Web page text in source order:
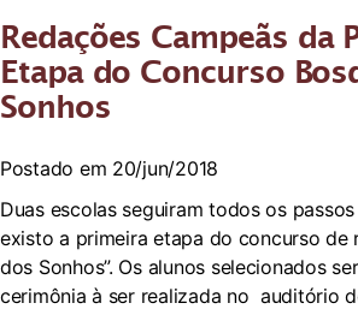
Redações Campeãs da
Etapa do Concurso
Sonhos
Postado em 20/jun/2018
Duas escolas seguiram todos os
existo a primeira etapa do concurso de
dos Sonhos”. Os alunos selecionados
cerimônia à ser realizada no auditório